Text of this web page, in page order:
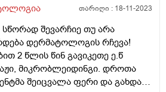
დროის კარგვა ხომ არ იქნება ან
თარიღი : 18-11-2023
შევარჩიე თუ არა
დერმატოლოგის რჩევა!
2 წლის წინ გავიკეთე ე.წ
მიკრობლეიდინგი. დროთა
შეიცვალა ფერი და გახდა